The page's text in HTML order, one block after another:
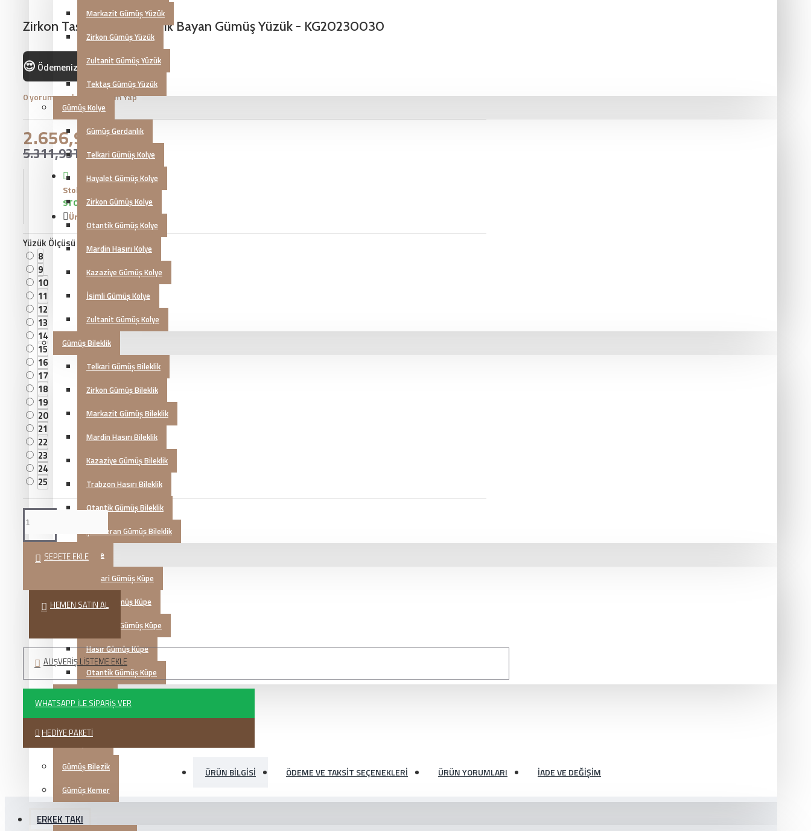
Markazit Gümüş Yüzük
Zirkon Gümüş Yüzük
Zultanit Gümüş Yüzük
Tektaş Gümüş Yüzük
Gümüş Kolye
Gümüş Gerdanlık
Telkari Gümüş Kolye
Hayalet Gümüş Kolye
Zirkon Gümüş Kolye
Otantik Gümüş Kolye
Mardin Hasırı Kolye
Kazaziye Gümüş Kolye
İsimli Gümüş Kolye
Zultanit Gümüş Kolye
Gümüş Bileklik
Telkari Gümüş Bileklik
Zirkon Gümüş Bileklik
Markazit Gümüş Bileklik
Mardin Hasırı Bileklik
Kazaziye Gümüş Bileklik
Trabzon Hasırı Bileklik
Otantik Gümüş Bileklik
Şahmeran Gümüş Bileklik
Gümüş Küpe
Telkari Gümüş Küpe
Zirkon Gümüş Küpe
Markazit Gümüş Küpe
Hasır Gümüş Küpe
Otantik Gümüş Küpe
Gümüş Broş
Gümüş Bilezik
Gümüş Kemer
ERKEK TAKI
Zirkon Taşlı Beştaş Otantik Bayan Gümüş Yüzük - KG20230030
😍 Ödemenizi ile yapabilirsiniz!
0 yorum yapılmış. Yorum Yap
2.656,97TL
5.311,93TL
Stok Durumu:
STOKTA VAR
Ürün Kodu::
KG20230030
Yüzük Ölçüsü
8
9
10
11
12
13
14
15
16
17
18
19
20
21
22
23
24
25
SEPETE EKLE
HEMEN SATIN AL
ALIŞVERIŞ LISTEME EKLE
WHATSAPP İLE SIPARIŞ VER
HEDIYE PAKETI
ÜRÜN BILGISI ÖDEME VE TAKSIT SEÇENEKLERI ÜRÜN YORUMLARI İADE VE DEĞIŞIM